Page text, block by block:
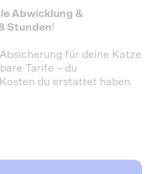
Abwicklung &
Stunden!
für deine Katze
Tarife – du
du erstattet haben